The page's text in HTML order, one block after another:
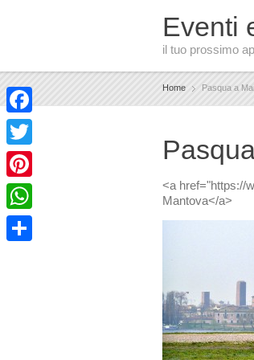
Eventi
il tuo prossimo
Home Pasqua a
<a href="https://
Mantova</a>
Facebook
Twitter
Pinterest
WhatsApp